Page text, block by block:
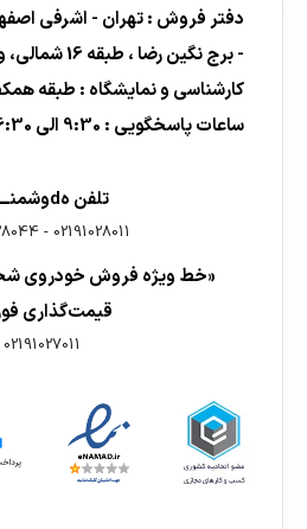
دفتر فروش : تهران - اشرفی
- برج نگین رضا ، طبقه 16 شمالی، واحد 1602
کارشناسی و نمایشگاه : طبقه
ساعات پاسخگویی : 9:30 الی 16:30
تلفن هdوشمنــــد :
02191028011
-
«خط ویژه فروش خودروی
قیمت‌گذاری
02191027011